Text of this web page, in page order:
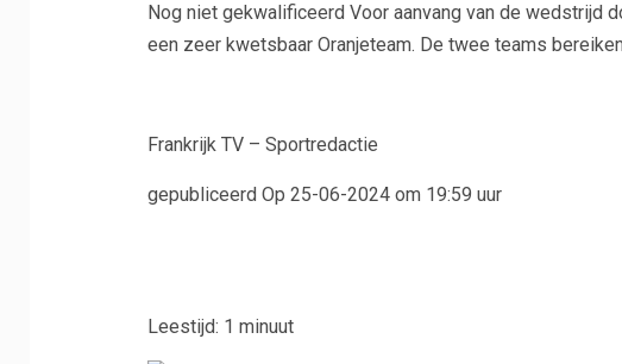
Nog niet gekwalificeerd Voor aanvang van de wedstrijd
een zeer kwetsbaar Oranjeteam. De twee teams
Frankrijk TV – Sportredactie
gepubliceerd Op 25-06-2024 om 19:59 uur
Leestijd: 1 minuut